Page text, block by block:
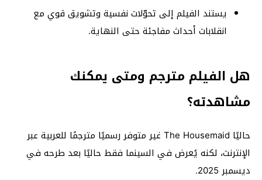
يستند الفيلم إلى تحوّلات نفسية وتشويق قوي مع
انقلابات أحداث مفاجئة حتى النهاية.
هل الفيلم مترجم ومتى يمكنك
مشاهدته؟
حاليًا The Housemaid غير متوفر رسميًا مترجمًا للعربية عبر
الإنترنت، لكنه يُعرض في السينما فقط حاليًا بعد طرحه في
ديسمبر 2025.